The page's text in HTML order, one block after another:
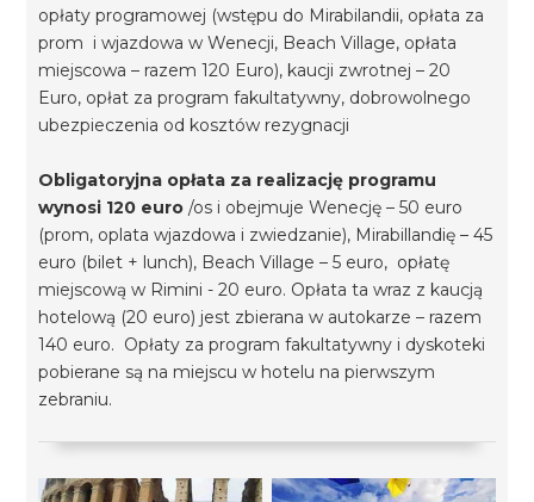
opłaty programowej (wstępu do Mirabilandii, opłata za
prom i wjazdowa w Wenecji, Beach Village, opłata
miejscowa – razem 120 Euro), kaucji zwrotnej – 20
Euro, opłat za program fakultatywny, dobrowolnego
ubezpieczenia od kosztów rezygnacji
Obligatoryjna opłata za realizację programu
wynosi 120 euro /os i obejmuje Wenecję – 50 euro
(prom, oplata wjazdowa i zwiedzanie), Mirabillandię – 45
euro (bilet + lunch), Beach Village – 5 euro, opłatę
miejscową w Rimini - 20 euro. Opłata ta wraz z kaucją
hotelową (20 euro) jest zbierana w autokarze – razem
140 euro. Opłaty za program fakultatywny i dyskoteki
pobierane są na miejscu w hotelu na pierwszym
zebraniu.